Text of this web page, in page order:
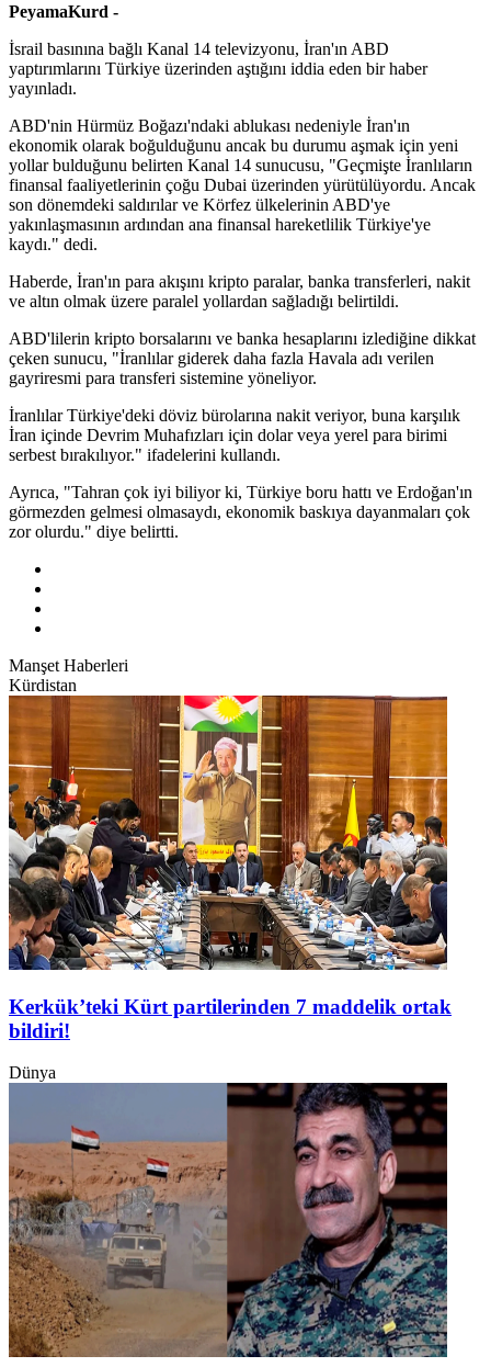
PeyamaKurd -
İsrail basınına bağlı Kanal 14 televizyonu, İran'ın ABD
yaptırımlarını Türkiye üzerinden aştığını iddia eden bir haber
yayınladı.
ABD'nin Hürmüz Boğazı'ndaki ablukası nedeniyle İran'ın
ekonomik olarak boğulduğunu ancak bu durumu aşmak için yeni
yollar bulduğunu belirten Kanal 14 sunucusu, "Geçmişte İranlıların
finansal faaliyetlerinin çoğu Dubai üzerinden yürütülüyordu. Ancak
son dönemdeki saldırılar ve Körfez ülkelerinin ABD'ye
yakınlaşmasının ardından ana finansal hareketlilik Türkiye'ye
kaydı." dedi.
Haberde, İran'ın para akışını kripto paralar, banka transferleri, nakit
ve altın olmak üzere paralel yollardan sağladığı belirtildi.
ABD'lilerin kripto borsalarını ve banka hesaplarını izlediğine dikkat
çeken sunucu, "İranlılar giderek daha fazla Havala adı verilen
gayriresmi para transferi sistemine yöneliyor.
İranlılar Türkiye'deki döviz bürolarına nakit veriyor, buna karşılık
İran içinde Devrim Muhafızları için dolar veya yerel para birimi
serbest bırakılıyor." ifadelerini kullandı.
Ayrıca, "Tahran çok iyi biliyor ki, Türkiye boru hattı ve Erdoğan'ın
görmezden gelmesi olmasaydı, ekonomik baskıya dayanmaları çok
zor olurdu." diye belirtti.
Manşet Haberleri
Kürdistan
Kerkük’teki Kürt partilerinden 7 maddelik ortak
bildiri!
Dünya